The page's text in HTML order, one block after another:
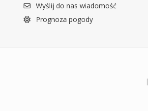
Wyślij do nas wiadomość
Prognoza pogody